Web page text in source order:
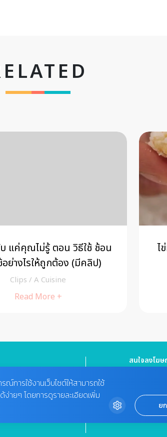
ยไหม เหลือทำเป็น Roti ทิชชู่
Clips/A Cuisine
Read More +
VIDEO
สนใจลงโฆ
ติดต่อแจ้ง
02-422-
ณ์การใช้งานเว็บไซต์ให้สามารถใช้
ายๆ โดยการดูรายละเอียดเพิ่ม
ย